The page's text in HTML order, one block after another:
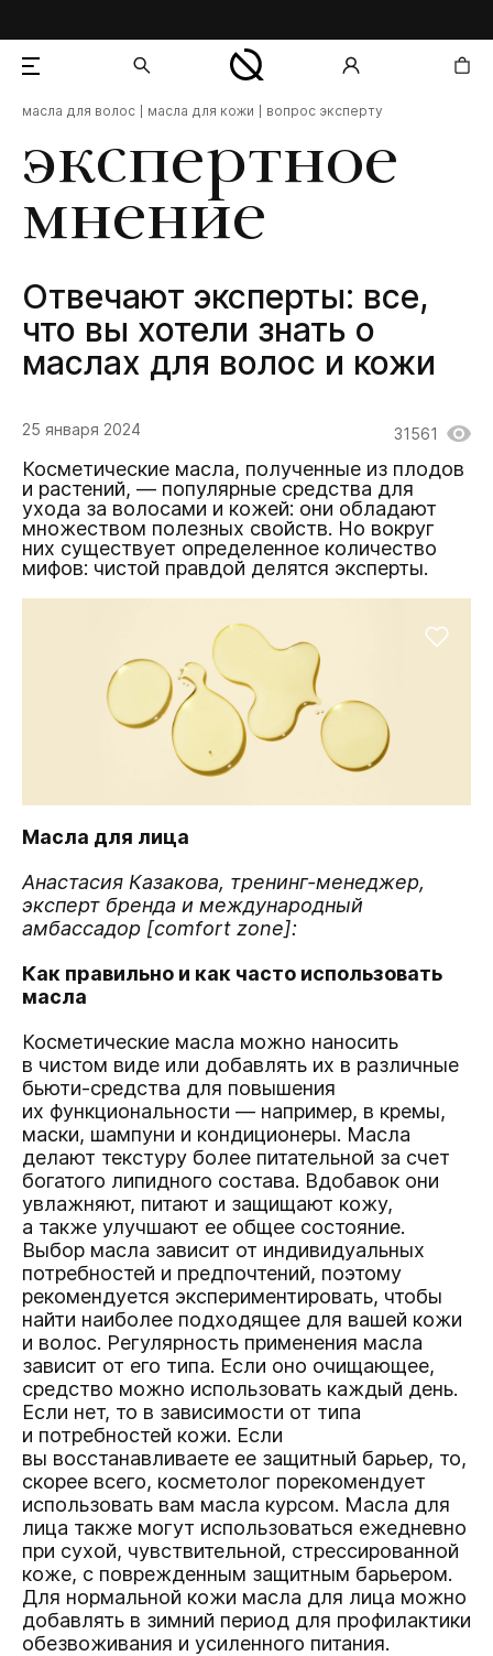
экспертное
мнение
Отвечают эксперты: все,
что вы хотели знать о
маслах для волос и кожи
масла для волос масла для кожи вопрос эксперту
25 января 2024 31561
Косметические масла, полученные из плодов
и растений, — популярные средства для
ухода за волосами и кожей: они обладают
множеством полезных свойств. Но вокруг
них существует определенное количество
мифов: чистой правдой делятся эксперты.
Масла для лица
Анастасия Казакова, тренинг-менеджер,
эксперт бренда и международный
амбассадор [comfort zone]:
Как правильно и как часто использовать
масла
Косметические масла можно наносить
в чистом виде или добавлять их в различные
бьюти-средства для повышения
их функциональности — например, в кремы,
маски, шампуни и кондиционеры. Масла
делают текстуру более питательной за счет
богатого липидного состава. Вдобавок они
увлажняют, питают и защищают кожу,
а также улучшают ее общее состояние.
Выбор масла зависит от индивидуальных
потребностей и предпочтений, поэтому
рекомендуется экспериментировать, чтобы
найти наиболее подходящее для вашей кожи
и волос. Регулярность применения масла
зависит от его типа. Если оно очищающее,
средство можно использовать каждый день.
Если нет, то в зависимости от типа
и потребностей кожи. Если
вы восстанавливаете ее защитный барьер, то,
скорее всего, косметолог порекомендует
использовать вам масла курсом. Масла для
лица также могут использоваться ежедневно
при сухой, чувствительной, стрессированной
коже, с поврежденным защитным барьером.
Для нормальной кожи масла для лица можно
добавлять в зимний период для профилактики
обезвоживания и усиленного питания.